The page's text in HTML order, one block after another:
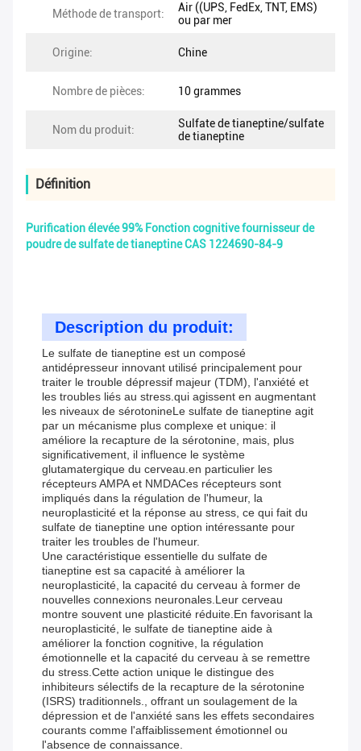
Méthode de transport:
Air ((UPS, FedEx, TNT, EMS)
ou par mer
Origine: Chine
Nombre de pièces: 10 grammes
Nom du produit:
Sulfate de tianeptine/sulfate
de tianeptine
Définition
Purification élevée 99% Fonction cognitive fournisseur de
poudre de sulfate de tianeptine CAS 1224690-84-9
Description du produit:
Le sulfate de tianeptine est un composé
antidépresseur innovant utilisé principalement pour
traiter le trouble dépressif majeur (TDM), l'anxiété et
les troubles liés au stress.qui agissent en augmentant
les niveaux de sérotonineLe sulfate de tianeptine agit
par un mécanisme plus complexe et unique: il
améliore la recapture de la sérotonine, mais, plus
significativement, il influence le système
glutamatergique du cerveau.en particulier les
récepteurs AMPA et NMDACes récepteurs sont
impliqués dans la régulation de l'humeur, la
neuroplasticité et la réponse au stress, ce qui fait du
sulfate de tianeptine une option intéressante pour
traiter les troubles de l'humeur.
Une caractéristique essentielle du sulfate de
tianeptine est sa capacité à améliorer la
neuroplasticité, la capacité du cerveau à former de
nouvelles connexions neuronales.Leur cerveau
montre souvent une plasticité réduite.En favorisant la
neuroplasticité, le sulfate de tianeptine aide à
améliorer la fonction cognitive, la régulation
émotionnelle et la capacité du cerveau à se remettre
du stress.Cette action unique le distingue des
inhibiteurs sélectifs de la recapture de la sérotonine
(ISRS) traditionnels., offrant un soulagement de la
dépression et de l'anxiété sans les effets secondaires
courants comme l'affaiblissement émotionnel ou
l'absence de connaissance.